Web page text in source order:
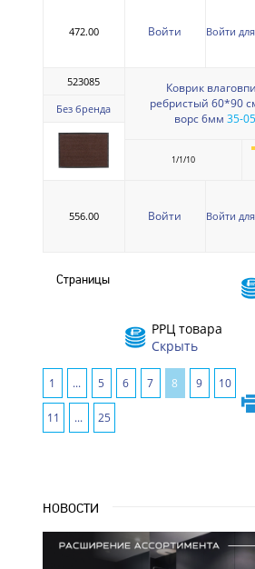
472.00 Войти Войти
523085
Без бренда
Коврик
ребристый 60*90
ворс 6мм 35-
1/1/10
556.00 Войти Войти
Страницы
РРЦ товара
Скрыть
1 ... 5 6 7 8 9 10
11 ... 25
НОВОСТИ